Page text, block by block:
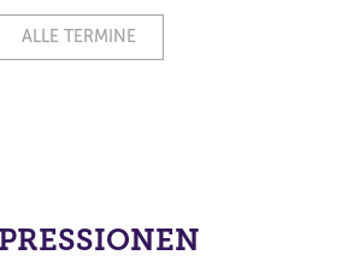
ALLE TERMINE